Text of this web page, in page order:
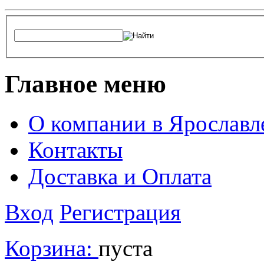
Главное меню
О компании в
Контакты
Доставка и Оплата
Вход Регистрация
Корзина: пуста